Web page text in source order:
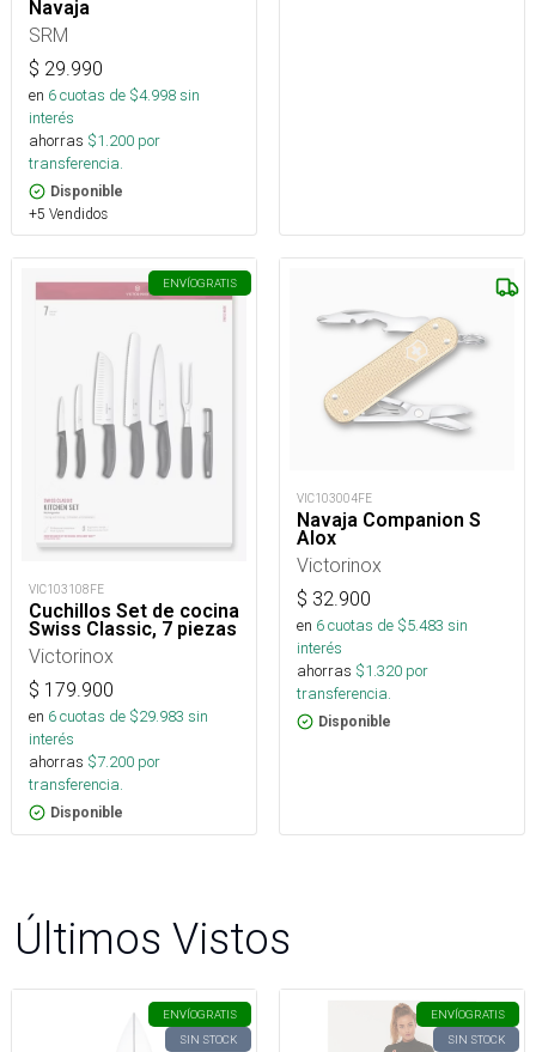
Navaja
SRM
$ 29.990
en 6cuotas de $4.998sin
interés
ahorras $1.200 por
transferencia.
Disponible
+5 Vendidos
ENVÍOGRATIS
VIC103108FE
Cuchillos Set de cocina
Swiss Classic, 7 piezas
Victorinox
$ 179.900
en 6cuotas de $29.983 sin
interés
ahorras $7.200 por
transferencia.
Disponible
VIC103004FE
Navaja Companion S
Alox
Victorinox
$ 32.900
en 6cuotas de $5.483 sin
interés
ahorras $1.320 por
transferencia.
Disponible
Últimos Vistos
ENVÍOGRATIS
SIN STOCK
ENVÍOGRATIS
SIN STOCK